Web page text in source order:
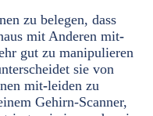
zu belegen, dass
mit Anderen mit-
gut zu manipulieren
sie von
mit-leiden zu
Gehirn-Scanner,